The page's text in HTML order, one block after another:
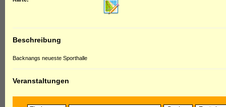
Beschreibung
Backnangs neueste Sporthalle
Veranstaltungen